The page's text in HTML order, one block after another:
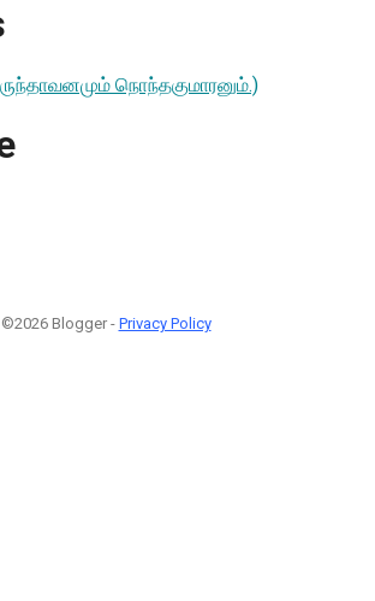
நொந்தகுமாரனும்.)
©2026 Blogger - Privacy Policy